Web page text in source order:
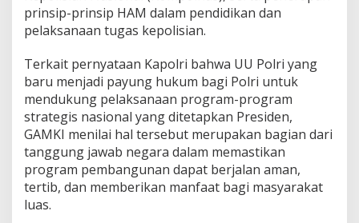
prinsip-prinsip HAM dalam pendidikan dan
pelaksanaan tugas kepolisian.
Terkait pernyataan Kapolri bahwa UU Polri yang
baru menjadi payung hukum bagi Polri untuk
mendukung pelaksanaan program-program
strategis nasional yang ditetapkan Presiden,
GAMKI menilai hal tersebut merupakan bagian dari
tanggung jawab negara dalam memastikan
program pembangunan dapat berjalan aman,
tertib, dan memberikan manfaat bagi masyarakat
luas.